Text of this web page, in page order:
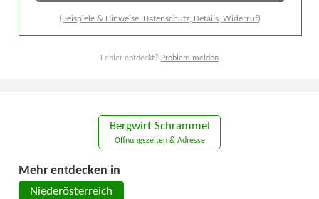
(Beispiele & Hinweise: Datenschutz, Details, Widerruf)
Fehler entdeckt? Problem melden
Bergwirt Schrammel
Öffnungszeiten & Adresse
Mehr entdecken in
Niederösterreich